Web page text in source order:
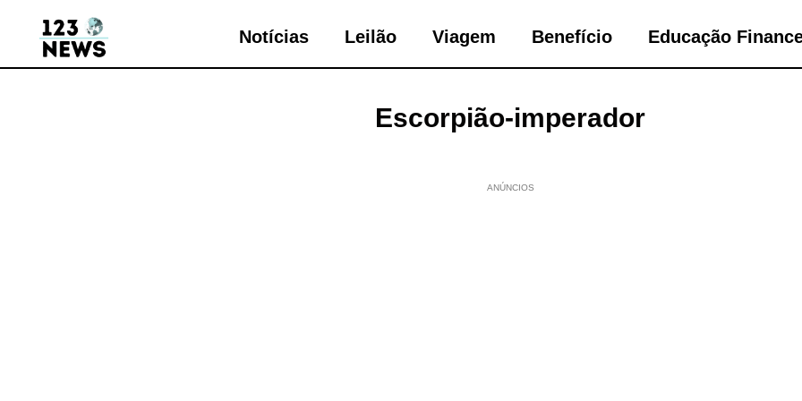
Notícias Leilão Viagem Benefício Educação
Escorpião-imperador
ANÚNCIOS